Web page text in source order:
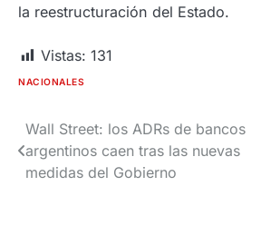
la reestructuración del Estado.
Vistas: 131
NACIONALES
Navegación
de
Wall Street: los ADRs de bancos
argentinos caen tras las nuevas
medidas del Gobierno